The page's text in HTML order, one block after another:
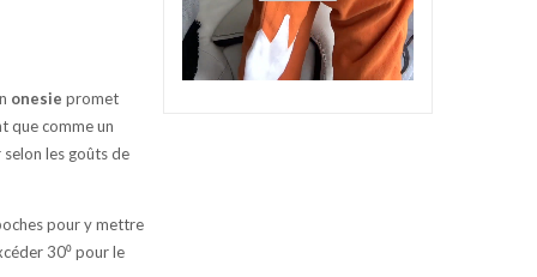
onesie promet
que comme un
les goûts de
pour y mettre
30⁰ pour le